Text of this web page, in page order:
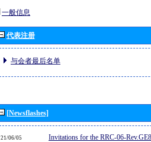
一般信息
代表注册
与会者最后名单
[Newsflashes]
21/06/05 Invitations for the RRC-06-